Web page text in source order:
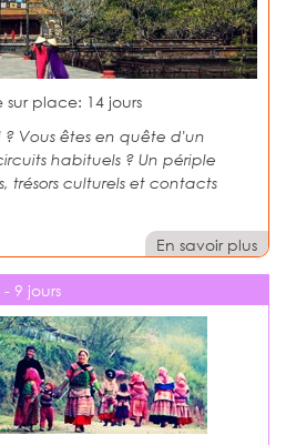
sur place: 14 jours
? Vous êtes en quête d'un
habituels ? Un périple
trésors culturels et contacts
En savoir plus
9 jours